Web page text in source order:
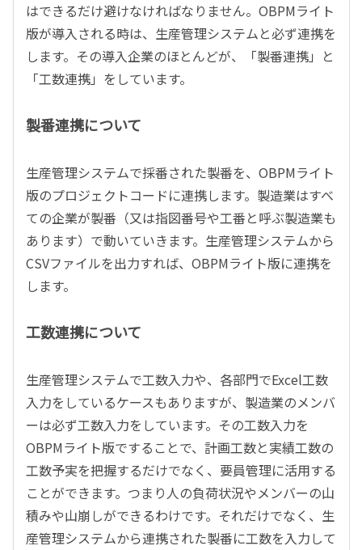
はできるだけ避けなければなりません。OBPMライト
版が導入される時は、生産管理システムと必ず連携を
します。その導入企業のほとんどが、「製番連携」と
「工数連携」をしています。
製番連携について
生産管理システムで採番された製番を、OBPMライト
版のプロジェクトコードに連携します。製造業はすべ
ての企業が製番（又は指図番号や工番と呼ぶ製造業も
あります）で動いていきます。生産管理システムから
CSVファイルを出力すれば、OBPMライト版に連携を
します。
工数連携について
生産管理システムで工数入力や、各部門でExcel工数
入力をしているケースもありますが、製造業のメンバ
ーは必ず工数入力をしています。その工数入力を
OBPMライト版ですることで、計画工数と実績工数の
工数予実を把握するだけでなく、要員管理に活用する
ことができます。つまり人の負荷状況やメンバーの山
積みや山崩しができるわけです。それだけでなく、生
産管理システムから連携された製番に工数を入力して